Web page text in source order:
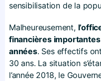
sensibilisation de la
Malheureusement,
financières
années. Ses effectifs
30 ans. La situation
l’année 2018, le